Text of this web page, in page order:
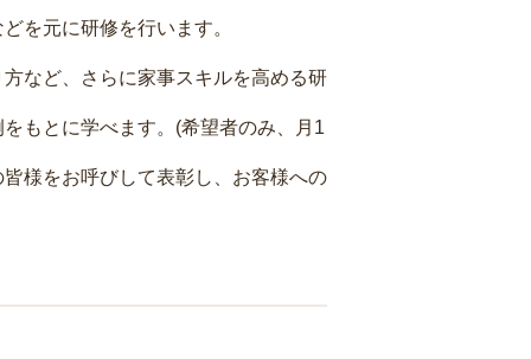
を元に研修を行います。
など、さらに家事スキルを高める研
もとに学べます。(希望者のみ、月1
様をお呼びして表彰し、お客様への